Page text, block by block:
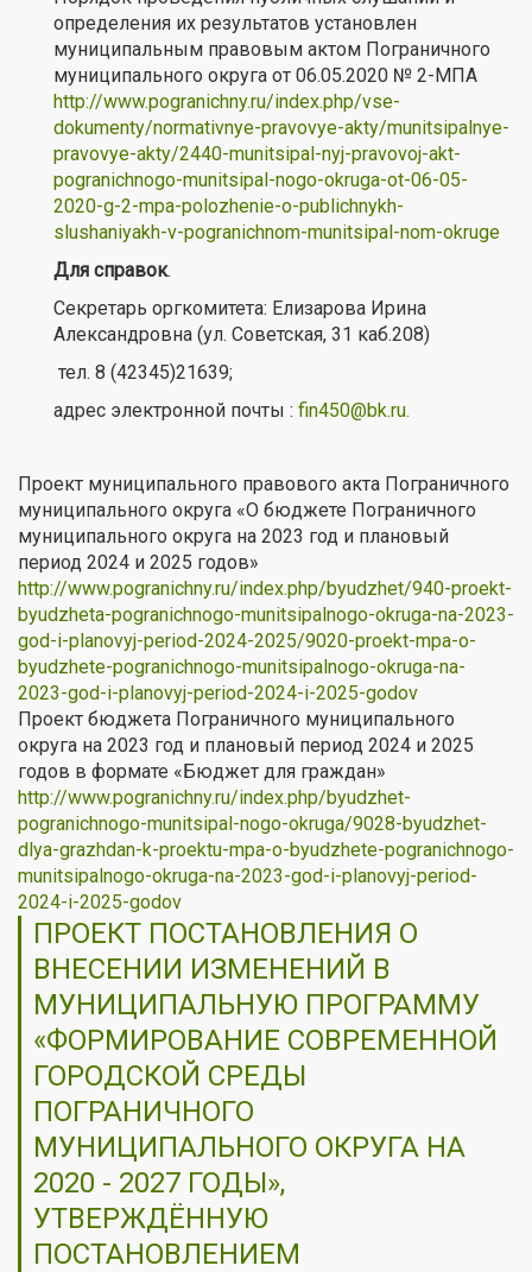
определения их результатов установлен
муниципальным правовым актом Пограничного
муниципального округа от 06.05.2020 № 2-МПА
http://www.pogranichny.ru/index.php/vse-
dokumenty/normativnye-pravovye-akty/munitsipalnye-
pravovye-akty/2440-munitsipal-nyj-pravovoj-akt-
pogranichnogo-munitsipal-nogo-okruga-ot-06-05-
2020-g-2-mpa-polozhenie-o-publichnykh-
slushaniyakh-v-pogranichnom-munitsipal-nom-okruge
Для справок.
Секретарь оргкомитета: Елизарова Ирина
Александровна (ул. Советская, 31 каб.208)
тел. 8 (42345)21639;
адрес электронной почты : fin450@bk.ru.
Проект муниципального правового акта Пограничного
муниципального округа «О бюджете Пограничного
муниципального округа на 2023 год и плановый
период 2024 и 2025 годов»
http://www.pogranichny.ru/index.php/byudzhet/940-proekt-
byudzheta-pogranichnogo-munitsipalnogo-okruga-na-2023-
god-i-planovyj-period-2024-2025/9020-proekt-mpa-o-
byudzhete-pogranichnogo-munitsipalnogo-okruga-na-
2023-god-i-planovyj-period-2024-i-2025-godov
Проект бюджета Пограничного муниципального
округа на 2023 год и плановый период 2024 и 2025
годов в формате «Бюджет для граждан»
http://www.pogranichny.ru/index.php/byudzhet-
pogranichnogo-munitsipal-nogo-okruga/9028-byudzhet-
dlya-grazhdan-k-proektu-mpa-o-byudzhete-pogranichnogo-
munitsipalnogo-okruga-na-2023-god-i-planovyj-period-
2024-i-2025-godov
ПРОЕКТ ПОСТАНОВЛЕНИЯ О
ВНЕСЕНИИ ИЗМЕНЕНИЙ В
МУНИЦИПАЛЬНУЮ ПРОГРАММУ
«ФОРМИРОВАНИЕ СОВРЕМЕННОЙ
ГОРОДСКОЙ СРЕДЫ
ПОГРАНИЧНОГО
МУНИЦИПАЛЬНОГО ОКРУГА НА
2020 - 2027 ГОДЫ»,
УТВЕРЖДЁННУЮ
ПОСТАНОВЛЕНИЕМ